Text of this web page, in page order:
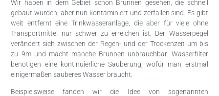
Wir haben in dem Gebiet schon Brunnen gesehen, die schnell
gebaut wurden, aber nun kontaminiert und zerfallen sind. Es gibt
weit entfernt eine Trinkwasseranlage, die aber für viele ohne
Transportmittel nur schwer zu erreichen ist. Der Wasserpegel
verändert sich zwischen der Regen- und der Trockenzeit um bis
zu 9m und macht manche Brunnen unbrauchbar. Wasserfilter
benötigen eine kontinuierliche Säuberung, wofür man erstmal
einigermaßen sauberes Wasser braucht.
Beispielsweise fanden wir die Idee von sogenannten